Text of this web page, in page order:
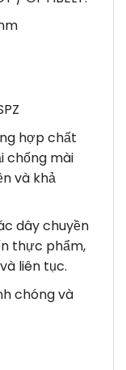
hợp chất
chống mài
và khả
dây chuyền
thực phẩm,
liên tục.
chóng và